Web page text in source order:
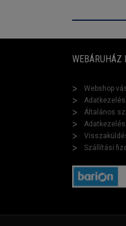
WEBÁRUHÁZ
Webshop
Általános
Szállítási